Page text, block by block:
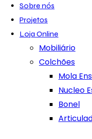
Sobre nós
Projetos
Loja Online
Mobiliário
Colchões
Mola
Nucleo
Bonel